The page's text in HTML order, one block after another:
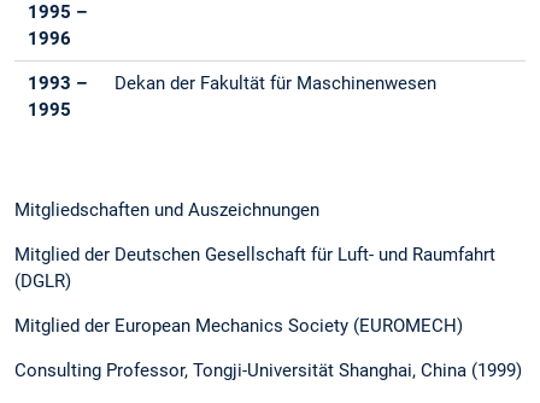
1995 –
1996
1993 –
1995
Dekan der Fakultät für Maschinenwesen
Mitgliedschaften und Auszeichnungen
Mitglied der Deutschen Gesellschaft für Luft- und Raumfahrt
(DGLR)
Mitglied der European Mechanics Society (EUROMECH)
Consulting Professor, Tongji-Universität Shanghai, China (1999)